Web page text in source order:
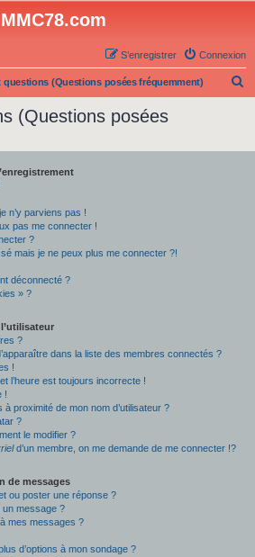
MMC78.com
Connexion
S’enregistrer
questions (Questions posées fréquemment)
(Questions posées
n’y parviens pas !
pas me connecter !
?
mais je ne peux plus me connecter ?!
déconnecté ?
» ?
?
dans la liste des membres connectés ?
!
l’heure est toujours incorrecte !
!
proximité de mon nom d’utilisateur ?
?
le modifier ?
d’un membre, on me demande de me connecter !?
de messages
ou poster une réponse ?
un message ?
mes messages ?
d’options à mon sondage ?